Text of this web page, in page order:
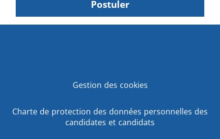
Postuler
Gestion des cookies
Charte de protection des données personnelles des
candidates et candidats